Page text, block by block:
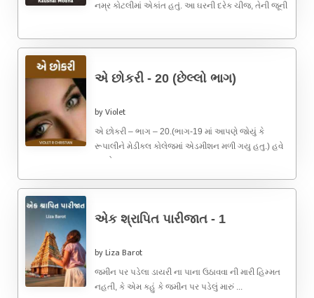
નમ્ર કોટલીમાં એકાંત હતું. આ ઘરની દરેક ચીજ, તેની જૂની
એ છોકરી - 20 (છેલ્લો ભાગ)
by Violet
એ છોકરી – ભાગ – 20.(ભાગ-19 માં આપણે જોયું કે
રૂપાલીને મેડીકલ કોલેજમાં એડમીશન મળી ગયુ હતુ.) હવે
જુઓ ...
એક શ્રાપિત પારીજાત - 1
by Liza Barot
જમીન પર પડેલા ડાયરી ના પાના ઉઠાવવા ની મારી હિમ્મત
નહતી, કે એમ કહું કે જમીન પર પડેલું મારું ...